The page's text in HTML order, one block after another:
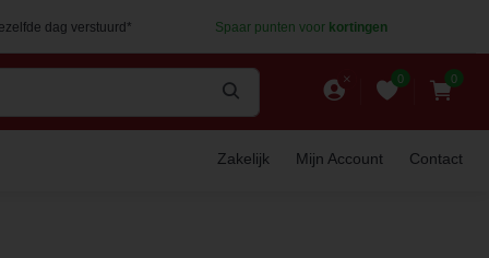
dag verstuurd* Spaar punten voor kortingen
0 0
Zakelijk Mijn Account Contact